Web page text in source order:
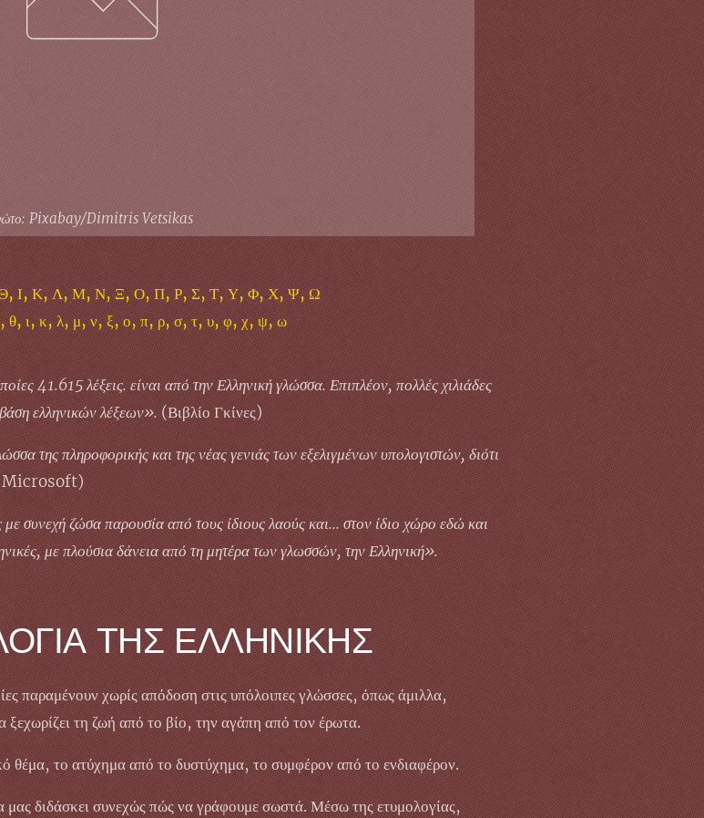
Pixabay/Dimitris Vetsikas
Ι, Κ, Λ, Μ, Ν, Ξ, Ο, Π, Ρ, Σ, Τ, Υ, Φ, Χ, Ψ, Ω
θ, ι, κ, λ, μ, ν, ξ, ο, π, ρ, σ, τ, υ, φ, χ, ψ, ω
41.615 λέξεις. είναι από την Ελληνική γλώσσα. Επιπλέον, πολλές χιλιάδες
ελληνικών λέξεων».(Βιβλίο Γκίνες)
της πληροφορικής και της νέας γενιάς των εξελιγμένων υπολογιστών, διότι
Microsoft)
συνεχή ζώσα παρουσία από τους ίδιους λαούς και... στον ίδιο χώρο εδώ και
με πλούσια δάνεια από τη μητέρα των γλωσσών, την Ελληνική».
ΤΗΣ ΕΛΛΗΝΙΚΗΣ
παραμένουν χωρίς απόδοση στις υπόλοιπες γλώσσες, όπως άμιλλα,
τη ζωή από το βίο, την αγάπη από τον έρωτα.
θέμα, το ατύχημα από το δυστύχημα, το συμφέρον από το ενδιαφέρον.
μας διδάσκει συνεχώς πώς να γράφουμε σωστά. Μέσω της ετυμολογίας,